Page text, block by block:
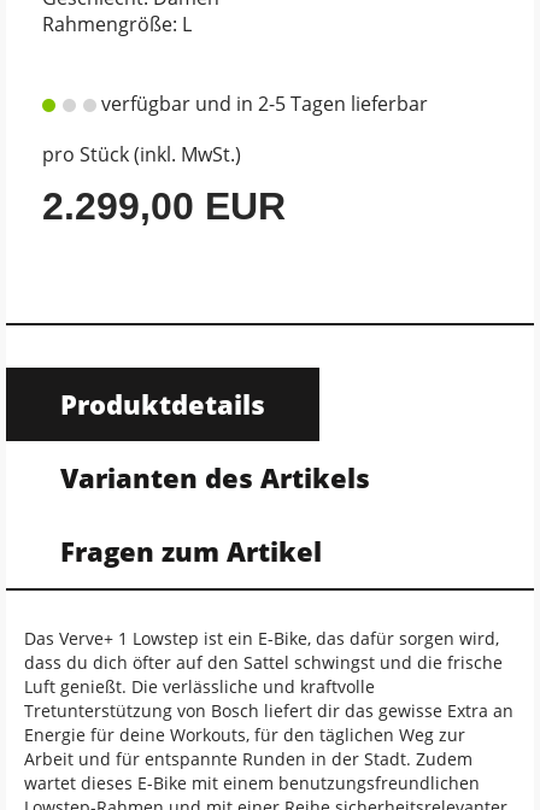
Rahmengröße: L
verfügbar und in 2-5 Tagen lieferbar
pro Stück (inkl. MwSt.)
2.299,00 EUR
Produktdetails
Varianten des Artikels
Fragen zum Artikel
Das Verve+ 1 Lowstep ist ein E-Bike, das dafür sorgen wird,
dass du dich öfter auf den Sattel schwingst und die frische
Luft genießt. Die verlässliche und kraftvolle
Tretunterstützung von Bosch liefert dir das gewisse Extra an
Energie für deine Workouts, für den täglichen Weg zur
Arbeit und für entspannte Runden in der Stadt. Zudem
wartet dieses E-Bike mit einem benutzungsfreundlichen